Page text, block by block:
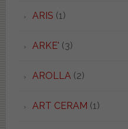
ARIS (1)
ARKE' (3)
AROLLA (2)
ART CERAM (1)